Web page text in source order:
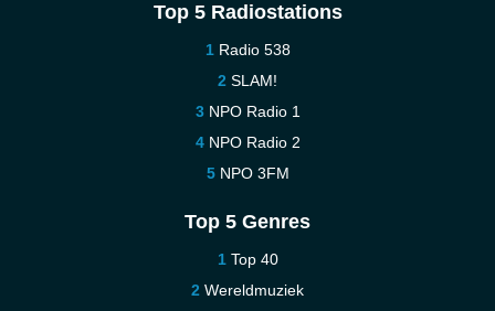
Top 5 Radiostations
Radio 538
SLAM!
NPO Radio 1
NPO Radio 2
NPO 3FM
Top 5 Genres
Top 40
Wereldmuziek